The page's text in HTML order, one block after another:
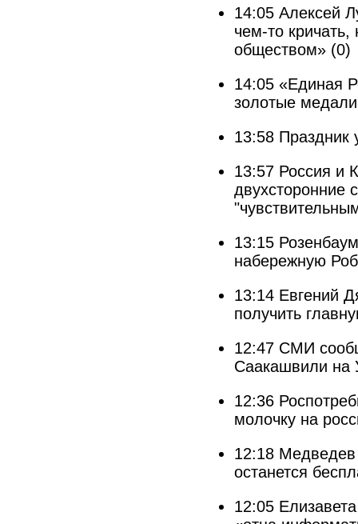
14:05 Алексей
чем-то
обществом» (0)
14:05 «Единая
золотые
13:58 Праздник
13:57 Россия и
двухсторонние
13:15
набережную
13:14 Евгений
получить
12:47 СМИ
Саакашвили на
12:36
молочку на
12:18
останется
12:05